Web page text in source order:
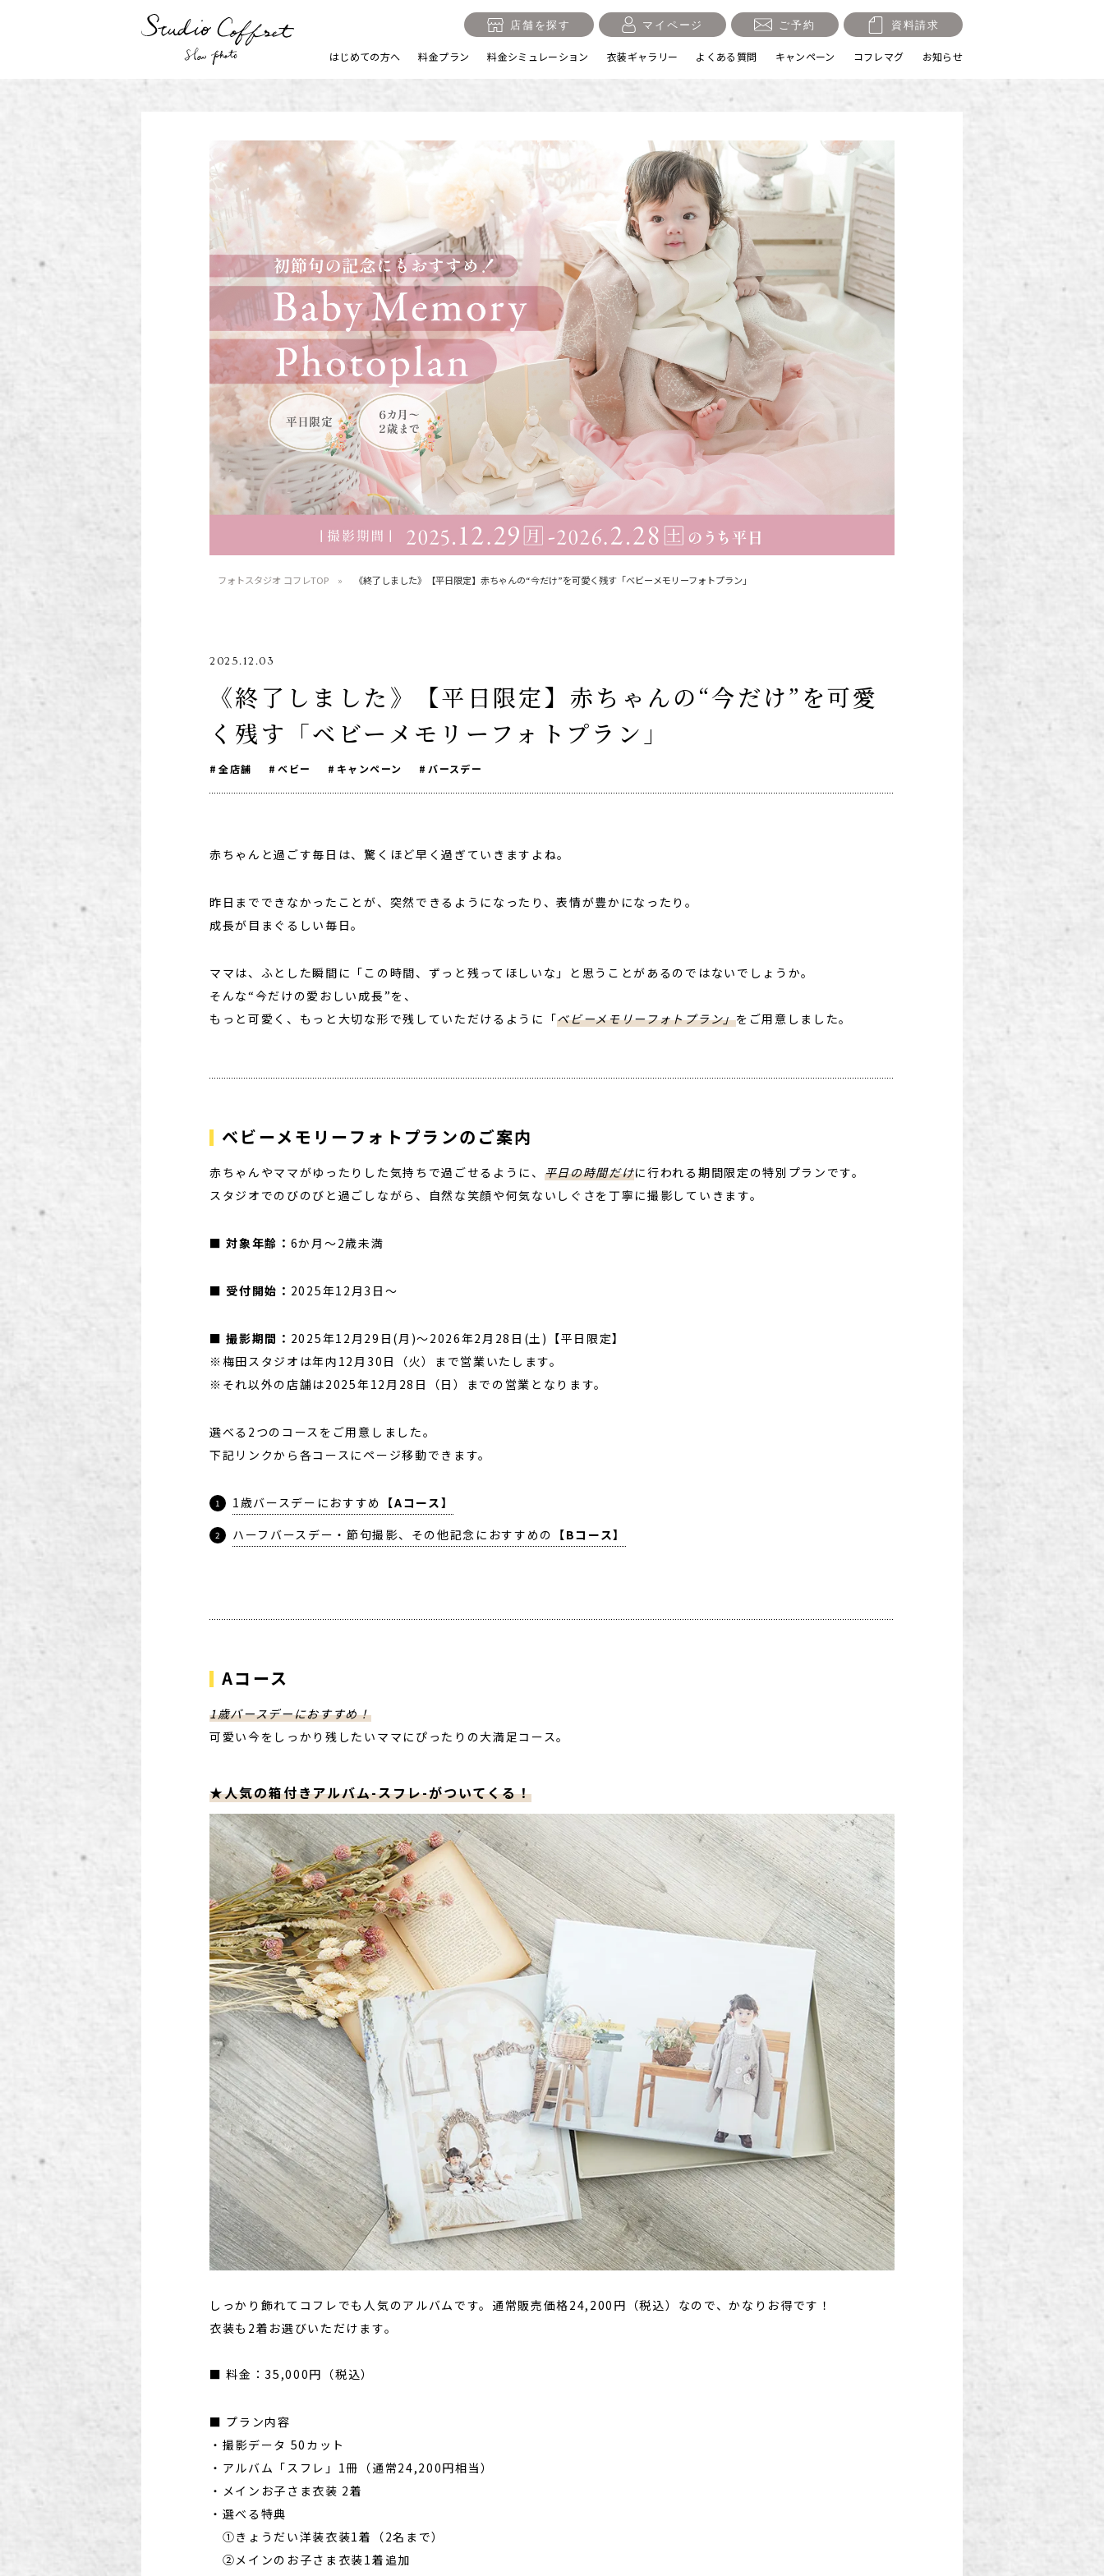
店舗を探す マイページ ご予約 資料請求
はじめての方へ 料金プラン
七五三 お宮参り 1/2成人式・十歳の祝い 十三祝い・十三参り マタニティ
家族写真・記念写真 1歳誕生日 誕生日 100日祝い・お食い初め 桃の節句・端午の節句
ロケーション撮影・カメ
ラマン
子供の写真撮影・スタジ
赤ちゃん撮影・ベビーフ
ォト
リピーター様専用
料金シミュレーション 衣装ギャラリー よくある質問 キャンペーン コフレマグ お知らせ
フォトスタジオ コフレTOP 《終了しました》【平日限定】赤ちゃんの“今だけ”を可愛く残す「ベビーメモリーフォトプラン」
2025.12.03
《終了しました》【平日限定】赤ちゃんの“今だけ”を可愛
く残す「ベビーメモリーフォトプラン」
全店舗 ベビー キャンペーン バースデー
赤ちゃんと過ごす毎日は、驚くほど早く過ぎていきますよね。
昨日までできなかったことが、突然できるようになったり、表情が豊かになったり。
成長が目まぐるしい毎日。
ママは、ふとした瞬間に「この時間、ずっと残ってほしいな」と思うことがあるのではないでしょうか。
そんな“今だけの愛おしい成長”を、
もっと可愛く、もっと大切な形で残していただけるように「ベビーメモリーフォトプラン」をご用意しました。
ベビーメモリーフォトプランのご案内
赤ちゃんやママがゆったりした気持ちで過ごせるように、 平日の時間だけに行われる期間限定の特別プランです。
スタジオでのびのびと過ごしながら、自然な笑顔や何気ないしぐさを丁寧に撮影していきます。
■ 対象年齢： 6か月～2歳未満
■ 受付開始： 2025年12月3日〜
■撮影期間： 2025年12月29日(月)〜2026年2月28日(土)【平日限定】
※梅田スタジオは年内12月30日（火）まで営業いたします。
※それ以外の店舗は2025年12月28日（日）までの営業となります。
選べる2つのコースをご用意しました。
下記リンクから各コースにページ移動できます。
1歳バースデーにおすすめ
【Aコース】
ハーフバースデー・節句撮影、その他記念におすすめの 【Bコース】
Aコース
1歳バースデーにおすすめ！
可愛い今をしっかり残したいママにぴったりの大満足コース。
★人気の箱付きアルバム-スフレ-がついてくる！
しっかり飾れてコフレでも人気のアルバムです。通常販売価格24,200円（税込）なので、かなりお得です！
衣装も2着お選びいただけます。
■ 料金：35,000円（税込）
■ プラン内容
・撮影データ 50カット
・アルバム「スフレ」1冊（通常24,200円相当）
・メインお子さま衣装 2着
・選べる特典
①きょうだい洋装衣装1着（2名まで）
②メインのお子さま衣装1着追加